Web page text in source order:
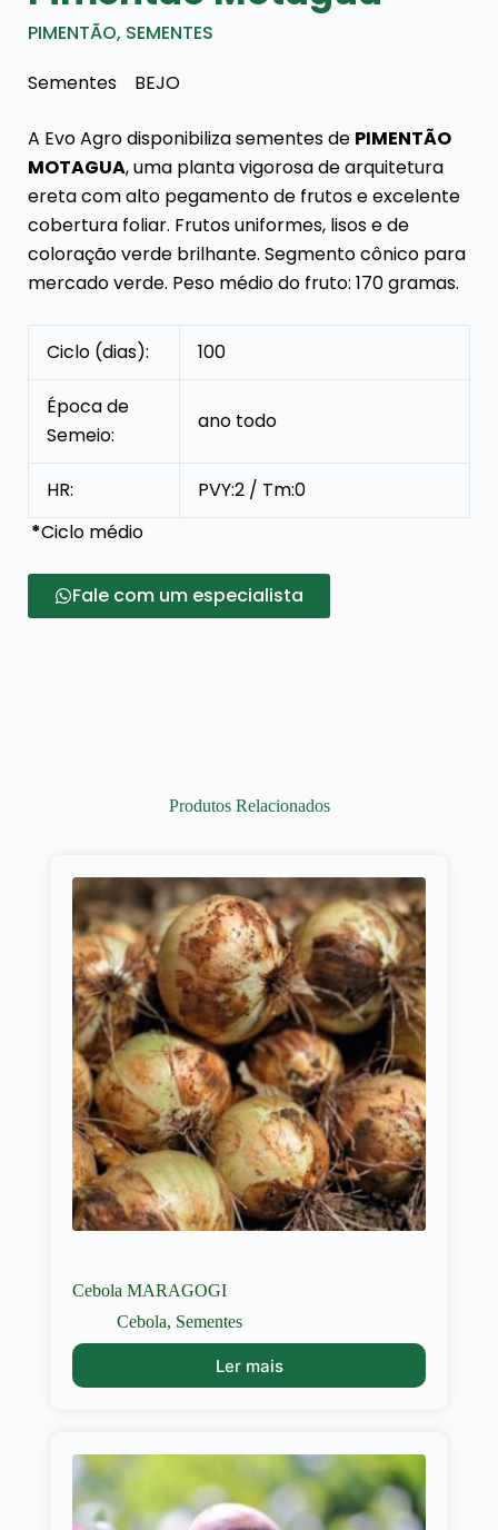
PIMENTÃO, SEMENTES
Sementes BEJO
A Evo Agro disponibiliza sementes de PIMENTÃO
MOTAGUA, uma planta vigorosa de arquitetura
ereta com alto pegamento de frutos e excelente
cobertura foliar. Frutos uniformes, lisos e de
coloração verde brilhante. Segmento cônico para
mercado verde. Peso médio do fruto: 170 gramas.
Ciclo (dias): 100
Época de
Semeio:
ano todo
HR:
PVY:2 / Tm:0
*Ciclo médio
Fale com um especialista
Produtos Relacionados
Cebola MARAGOGI
Cebola, Sementes
Ler mais